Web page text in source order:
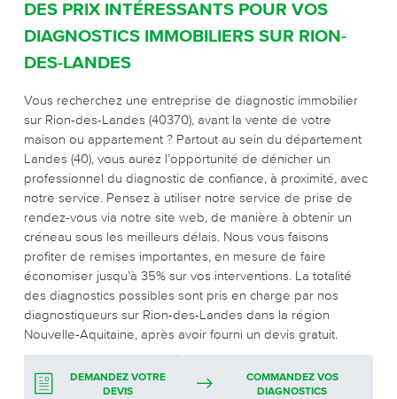
DES PRIX INTÉRESSANTS POUR VOS
DIAGNOSTICS IMMOBILIERS SUR RION-
DES-LANDES
Vous recherchez une entreprise de diagnostic immobilier
sur Rion-des-Landes (40370), avant la vente de votre
maison ou appartement ? Partout au sein du département
Landes (40), vous aurez l’opportunité de dénicher un
professionnel du diagnostic de confiance, à proximité, avec
notre service. Pensez à utiliser notre service de prise de
rendez-vous via notre site web, de manière à obtenir un
créneau sous les meilleurs délais. Nous vous faisons
profiter de remises importantes, en mesure de faire
économiser jusqu’à 35% sur vos interventions. La totalité
des diagnostics possibles sont pris en charge par nos
diagnostiqueurs sur Rion-des-Landes dans la région
Nouvelle-Aquitaine, après avoir fourni un devis gratuit.
DEMANDEZ VOTRE
DEVIS
COMMANDEZ VOS
DIAGNOSTICS